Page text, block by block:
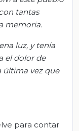
tantas
memoria.
luz, y tenía
el dolor de
última vez que
para contar